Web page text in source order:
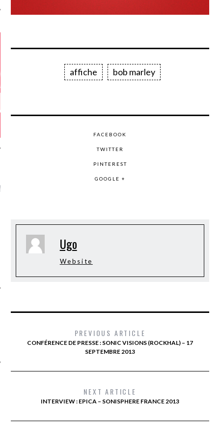
ANNIVERSAIRE
affiche bob marley
FACEBOOK
TWITTER
PINTEREST
GOOGLE +
Ugo
Website
PREVIOUS ARTICLE
CONFÉRENCE DE PRESSE : SONIC VISIONS (ROCKHAL) – 17
SEPTEMBRE 2013
NEXT ARTICLE
INTERVIEW : EPICA – SONISPHERE FRANCE 2013